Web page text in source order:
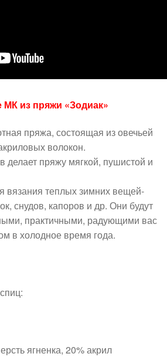
МК из пряжи «Зодиак»
пряжа, состоящая из овечьей
волокон.
делает пряжу мягкой, пушистой и
вязания теплых зимних вещей-
снудов, капоров и др. Они будут
практичными, радующими вас
в холодное время года.
ягненка, 20% акрил